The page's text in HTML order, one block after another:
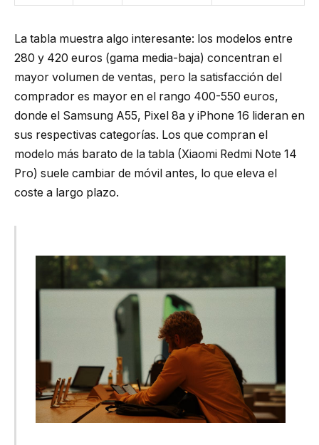
La tabla muestra algo interesante: los modelos entre
280 y 420 euros (gama media-baja) concentran el
mayor volumen de ventas, pero la satisfacción del
comprador es mayor en el rango 400-550 euros,
donde el Samsung A55, Pixel 8a y iPhone 16 lideran en
sus respectivas categorías. Los que compran el
modelo más barato de la tabla (Xiaomi Redmi Note 14
Pro) suele cambiar de móvil antes, lo que eleva el
coste a largo plazo.